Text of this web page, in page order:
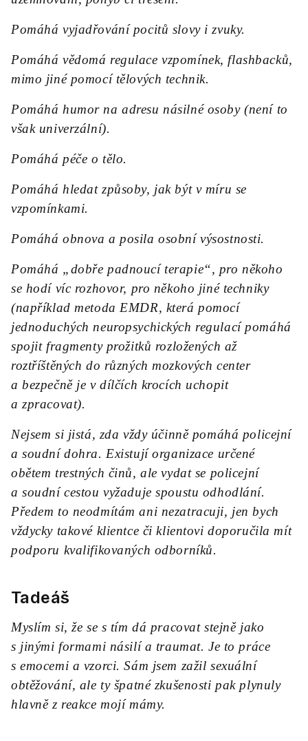
Pomáhá vyjadřování pocitů slovy i zvuky.
Pomáhá vědomá regulace vzpomínek, flashbacků,
mimo jiné pomocí tělových technik.
Pomáhá humor na adresu násilné osoby (není to
však univerzální).
Pomáhá péče o tělo.
Pomáhá hledat způsoby, jak být v míru se
vzpomínkami.
Pomáhá obnova a posila osobní výsostnosti.
Pomáhá „dobře padnoucí terapie“, pro někoho
se hodí víc rozhovor, pro někoho jiné techniky
(například metoda EMDR, která pomocí
jednoduchých neuropsychických regulací pomáhá
spojit fragmenty prožitků rozložených až
roztříštěných do různých mozkových center
a bezpečně je v dílčích krocích uchopit
a zpracovat).
Nejsem si jistá, zda vždy účinně pomáhá policejní
a soudní dohra. Existují organizace určené
obětem trestných činů, ale vydat se policejní
a soudní cestou vyžaduje spoustu odhodlání.
Předem to neodmítám ani nezatracuji, jen bych
vždycky takové klientce či klientovi doporučila mít
podporu kvalifikovaných odborníků.
Tadeáš
Myslím si, že se s tím dá pracovat stejně jako
s jinými formami násilí a traumat. Je to práce
s emocemi a vzorci. Sám jsem zažil sexuální
obtěžování, ale ty špatné zkušenosti pak plynuly
hlavně z reakce mojí mámy.